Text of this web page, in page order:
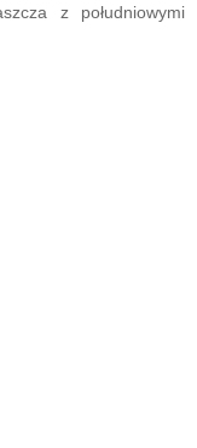
z południowymi